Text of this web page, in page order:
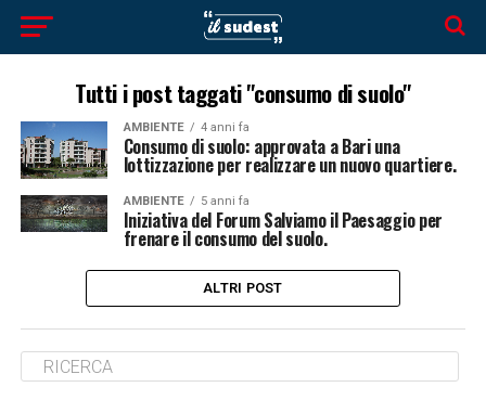
Tutti i post taggati "consumo di suolo"
AMBIENTE 4 anni fa
Consumo di suolo: approvata a Bari una
lottizzazione per realizzare un nuovo quartiere.
AMBIENTE 5 anni fa
Iniziativa del Forum Salviamo il Paesaggio per
frenare il consumo del suolo.
ALTRI POST